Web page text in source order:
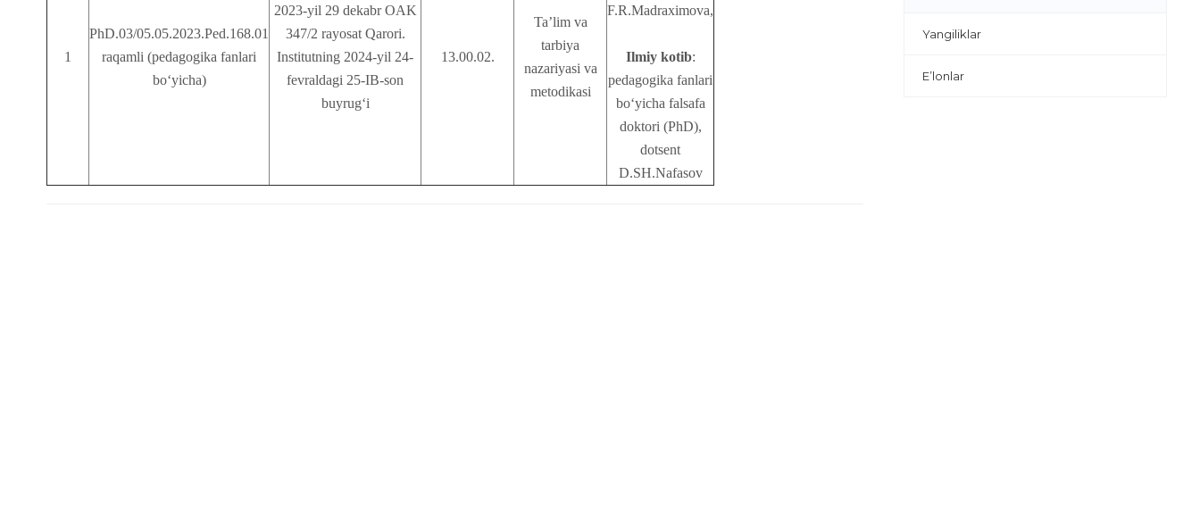
1
PhD.03/05.05.2023.Ped.168.01
raqamli (pedagogika fanlari
bo‘yicha)
2023-yil 29 dekabr OAK
347/2 rayosat Qarori.
Institutning 2024-yil 24-
fevraldagi 25-IB-son
buyrug‘i
13.00.02.
Ta’lim va
tarbiya
nazariyasi va
metodikasi
F.R.Madraximova,
Ilmiy kotib:
pedagogika fanlari
bo‘yicha falsafa
doktori (PhD),
dotsent
D.SH.Nafasov
Yangiliklar
E’lonlar